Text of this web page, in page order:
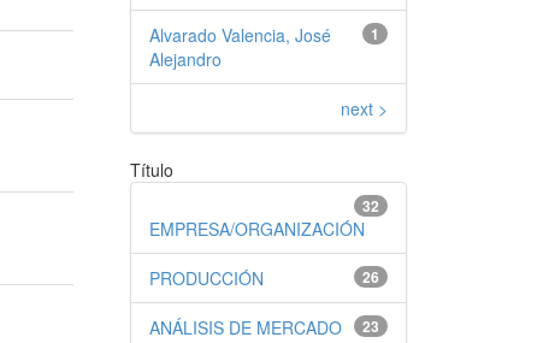
1
Alvarado Valencia, José
Alejandro
next >
Título
32
EMPRESA/ORGANIZACIÓN
26
PRODUCCIÓN
23
ANÁLISIS DE MERCADO